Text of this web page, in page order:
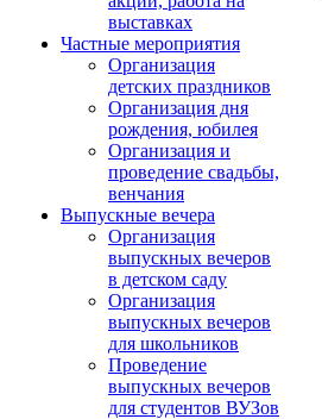
выставках
Частные мероприятия
Организация
детских праздников
Организация дня
рождения, юбилея
Организация и
проведение свадьбы,
венчания
Выпускные вечера
Организация
выпускных вечеров
в детском саду
Организация
выпускных вечеров
для школьников
Проведение
выпускных вечеров
для студентов ВУЗов